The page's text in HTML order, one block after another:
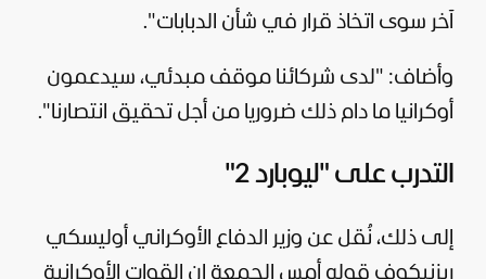
آخر سوى اتخاذ قرار في شأن الدبابات".
وأضاف: "لدى شركائنا موقف مبدئي، سيدعمون
أوكرانيا ما دام ذلك ضروريا من أجل تحقيق انتصارنا".
التدرب على "ليوبارد 2"
إلى ذلك، نُقل عن وزير الدفاع الأوكراني أوليسكي
ريزنيكوف قوله أمس الجمعة إن القوات الأوكرانية